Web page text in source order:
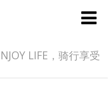
LIFE，骑行享受